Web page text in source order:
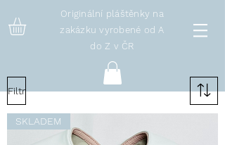
Originální pláštěnky na
zakázku vyrobené od A
do Z v ČR
Filtr
SKLADEM